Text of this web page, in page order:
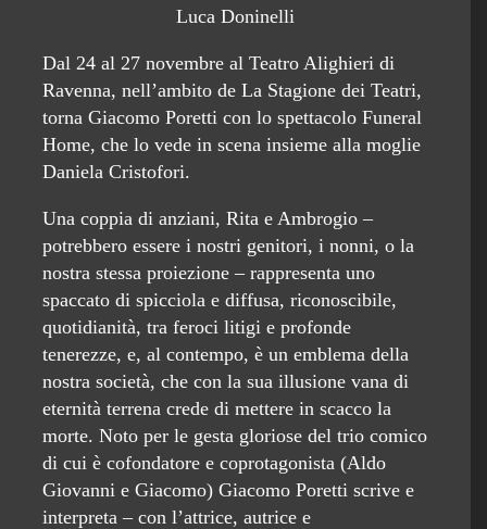
Luca Doninelli
Dal 24 al 27 novembre al Teatro Alighieri di
Ravenna, nell’ambito de La Stagione dei Teatri,
torna Giacomo Poretti con lo spettacolo Funeral
Home, che lo vede in scena insieme alla moglie
Daniela Cristofori.
Una coppia di anziani, Rita e Ambrogio –
potrebbero essere i nostri genitori, i nonni, o la
nostra stessa proiezione – rappresenta uno
spaccato di spicciola e diffusa, riconoscibile,
quotidianità, tra feroci litigi e profonde
tenerezze, e, al contempo, è un emblema della
nostra società, che con la sua illusione vana di
eternità terrena crede di mettere in scacco la
morte. Noto per le gesta gloriose del trio comico
di cui è cofondatore e coprotagonista (Aldo
Giovanni e Giacomo) Giacomo Poretti scrive e
interpreta – con l’attrice, autrice e